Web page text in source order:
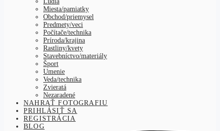
Miesta/pamiatky
Obchod/priemysel
Predmety/veci
Počítače/technika
Príroda/krajina
Rastliny/kvety
Stavebníctvo/materiály
Šport
Umenie
Veda/technika
Zvieratá
Nezaradené
NAHRAŤ FOTOGRAFIU
PRIHLÁSIŤ SA
REGISTRÁCIA
BLOG